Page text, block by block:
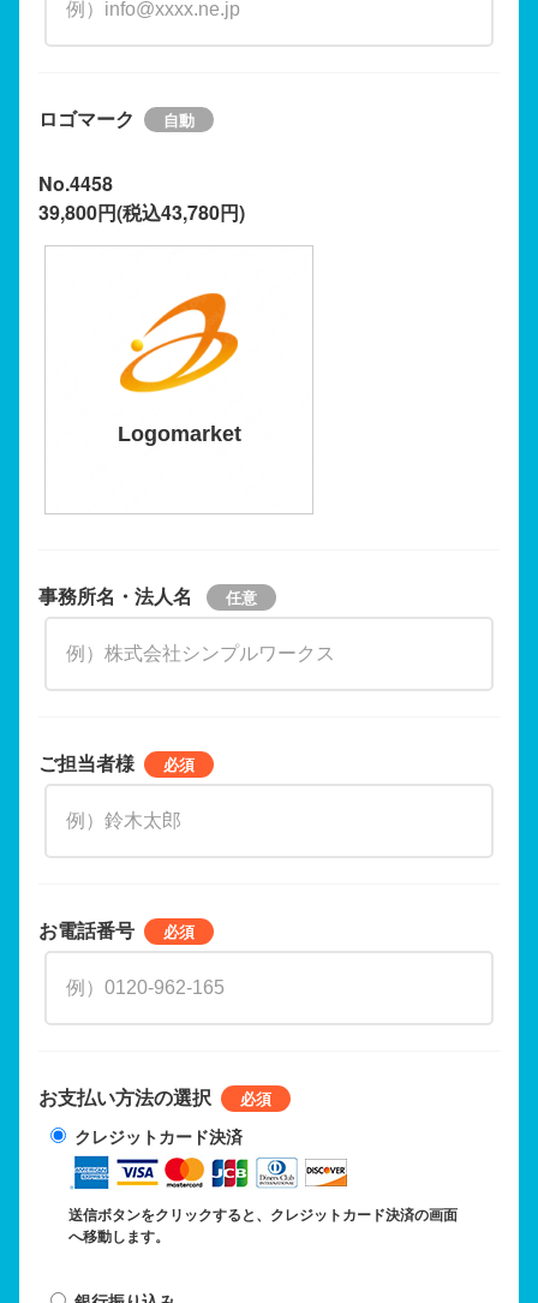
ロゴマーク
No.4458
39,800円(税込43,780円)
Logomarket
事務所名・法人名
ご担当者様
お電話番号
お支払い方法の選択
クレジットカード決済
送信ボタンをクリックすると、クレジットカード決済の画面
へ移動します。